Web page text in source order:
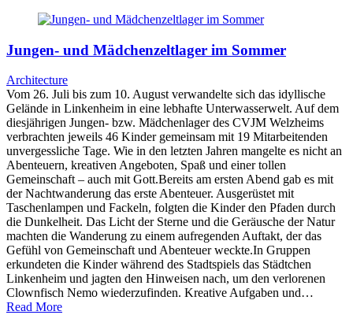
Jungen- und Mädchenzeltlager im Sommer
Architecture
Vom 26. Juli bis zum 10. August verwandelte sich das idyllische
Gelände in Linkenheim in eine lebhafte Unterwasserwelt. Auf dem
diesjährigen Jungen- bzw. Mädchenlager des CVJM Welzheims
verbrachten jeweils 46 Kinder gemeinsam mit 19 Mitarbeitenden
unvergessliche Tage. Wie in den letzten Jahren mangelte es nicht an
Abenteuern, kreativen Angeboten, Spaß und einer tollen
Gemeinschaft – auch mit Gott.Bereits am ersten Abend gab es mit
der Nachtwanderung das erste Abenteuer. Ausgerüstet mit
Taschenlampen und Fackeln, folgten die Kinder den Pfaden durch
die Dunkelheit. Das Licht der Sterne und die Geräusche der Natur
machten die Wanderung zu einem aufregenden Auftakt, der das
Gefühl von Gemeinschaft und Abenteuer weckte.In Gruppen
erkundeten die Kinder während des Stadtspiels das Städtchen
Linkenheim und jagten den Hinweisen nach, um den verlorenen
Clownfisch Nemo wiederzufinden. Kreative Aufgaben und…
Read More